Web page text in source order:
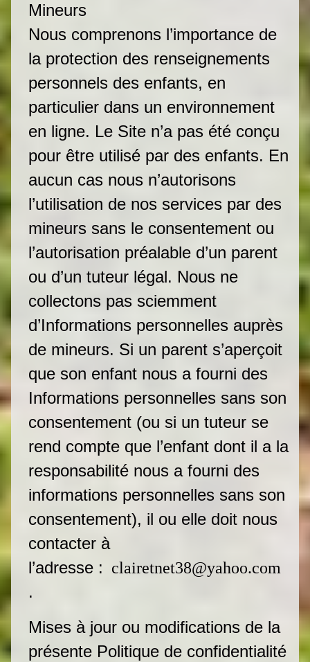
Mineurs
Nous comprenons l’importance de
la protection des renseignements
personnels des enfants, en
particulier dans un environnement
en ligne. Le Site n’a pas été conçu
pour être utilisé par des enfants. En
aucun cas nous n’autorisons
l’utilisation de nos services par des
mineurs sans le consentement ou
l’autorisation préalable d’un parent
ou d’un tuteur légal. Nous ne
collectons pas sciemment
d’Informations personnelles auprès
de mineurs. Si un parent s’aperçoit
que son enfant nous a fourni des
Informations personnelles sans son
consentement (ou si un tuteur se
rend compte que l’enfant dont il a la
responsabilité nous a fourni des
informations personnelles sans son
consentement), il ou elle doit nous
contacter à
l’adresse : clairetnet38@yahoo.com
.
Mises à jour ou modifications de la
présente Politique de confidentialité